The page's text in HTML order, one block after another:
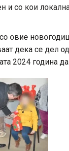
и со кои
овие
дека се дел
2024 година